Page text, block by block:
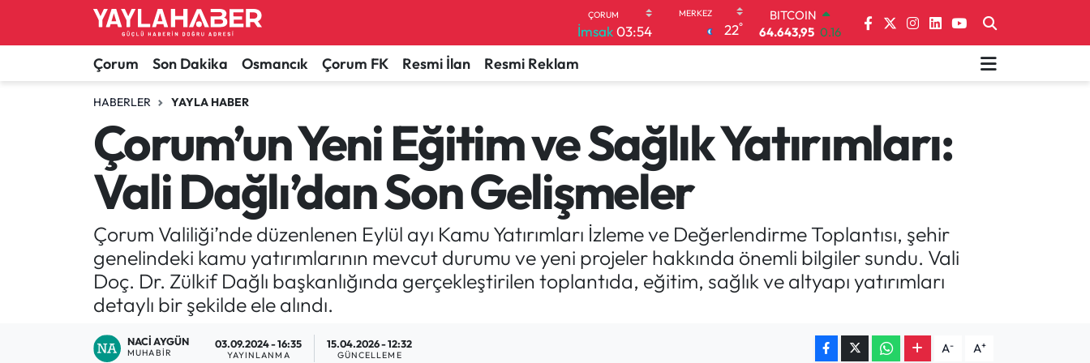
İmsak03:54 22°
DOLAR
47,6006 0.06
EURO
6500.87 0.12
BİST100
Çorum Son Dakika Osmancık Çorum FK Resmi İlan Resmi Reklam
HABERLER YAYLA HABER
Çorum’un Yeni Eğitim ve Sağlık Yatırımları:
Vali Dağlı’dan Son Gelişmeler
Çorum Valiliği’nde düzenlenen Eylül ayı Kamu Yatırımları İzleme ve Değerlendirme Toplantısı, şehir
genelindeki kamu yatırımlarının mevcut durumu ve yeni projeler hakkında önemli bilgiler sundu. Vali
Doç. Dr. Zülkif Dağlı başkanlığında gerçekleştirilen toplantıda, eğitim, sağlık ve altyapı yatırımları
detaylı bir şekilde ele alındı.
NACI AYGÜN
MUHABIR
03.09.2024 - 16:35
YAYINLANMA
15.04.2026 - 12:32
GÜNCELLEME A- A+
Alaca Haberleri
Bayat Haberleri
Bilgi - Keşfet Haberleri
Bilim ve Teknoloji
Boğazkale Haberleri
Çorum Haberleri
Çorum Son Dakika Haberleri
Dodurga Haberleri
Çorum Nöbetçi Eczaneler
Çorum Hava Durumu
Çorum Namaz Vakitleri
Çorum Trafik Yoğunluk Haritası
TFF 1.Lig Puan Durumu ve Fikstür
Tüm Manşetler
Son Dakika Haberleri
Haber Arşivi